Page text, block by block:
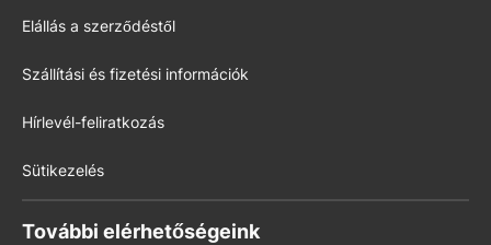
Elállás a szerződéstől
Szállítási és fizetési információk
Hírlevél-feliratkozás
Sütikezelés
További elérhetőségeink